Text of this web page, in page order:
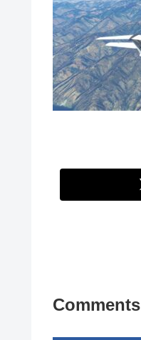
Comments